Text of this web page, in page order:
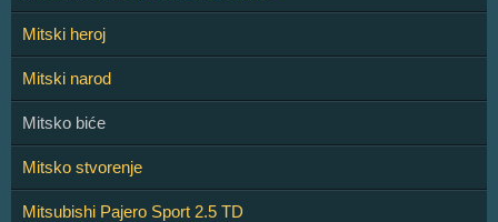
Mitski heroj
Mitski narod
Mitsko biće
Mitsko stvorenje
Mitsubishi Pajero Sport 2.5 TD